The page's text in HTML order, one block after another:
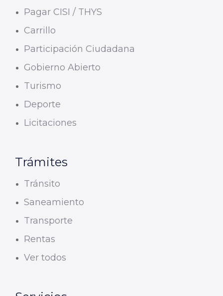
Pagar CISI / THYS
Carrillo
Participación Ciudadana
Gobierno Abierto
Turismo
Deporte
Licitaciones
Trámites
Tránsito
Saneamiento
Transporte
Rentas
Ver todos